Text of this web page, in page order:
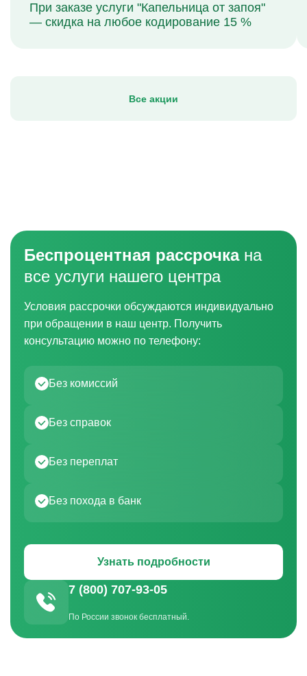
При заказе услуги "Капельница от запоя"
— скидка на любое кодирование 15 %
Все акции
Беспроцентная рассрочкана
все услуги нашего центра
Условия рассрочки обсуждаются индивидуально
при обращении в наш центр. Получить
консультацию можно по телефону:
Узнать подробности
7 (800) 707-93-05
По России звонок бесплатный.
Без комиссий
Без справок
Без переплат
Без похода в банк